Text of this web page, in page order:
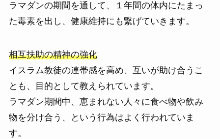
ラマダンの期間を通して、１年間の体内にたまっ
た毒素を出し、健康維持にも繋げていきます。
相互扶助の精神の強化
イスラム教徒の連帯感を高め、互いが助け合うこ
とも、目的として教えられています。
ラマダン期間中、恵まれない人々に食べ物や飲み
物を分け合う、という行為はよく行われていま
す。